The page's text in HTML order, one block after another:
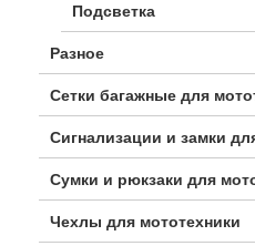
Подсветка
Разное
Сетки багажные для
Сигнализации и замки
Сумки и рюкзаки для
Чехлы для мототехники